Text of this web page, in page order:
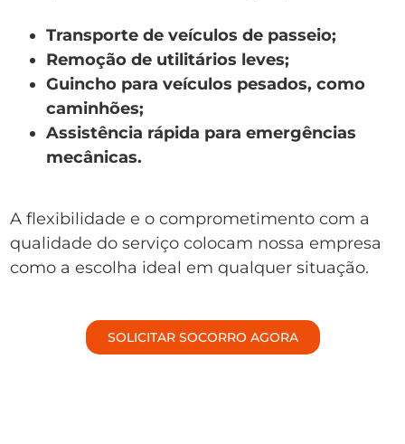
Transporte de veículos de passeio;
Remoção de utilitários leves;
Guincho para veículos pesados, como
caminhões;
Assistência rápida para emergências
mecânicas.
A flexibilidade e o comprometimento com a
qualidade do serviço colocam nossa empresa
como a escolha ideal em qualquer situação.
SOLICITAR SOCORRO AGORA